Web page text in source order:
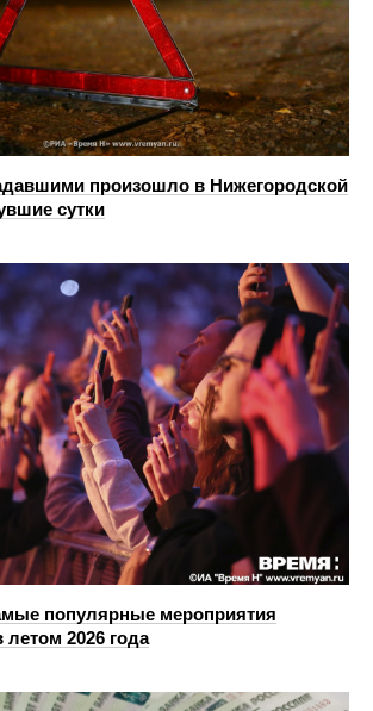
произошло в Нижегородской
сутки
популярные мероприятия
2026 года